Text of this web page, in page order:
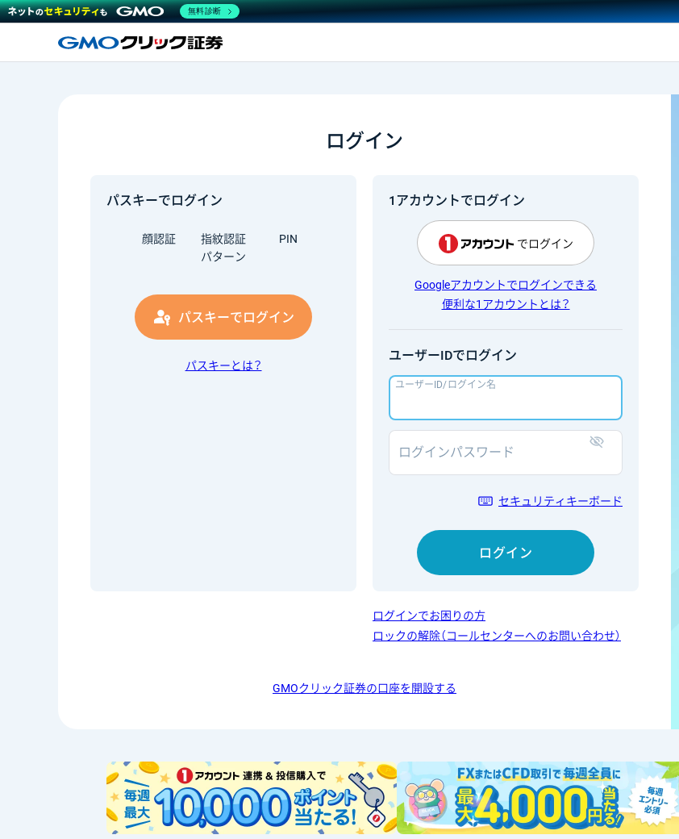
ログイン
パスキーでログイン
顔認証 指紋認証
PIN
パターン
パスキーでログイン
パスキーとは？
1アカウントでログイン
でログイン
Googleアカウントでログインできる
便利な1アカウントとは？
ユーザーIDでログイン
ユーザーID/ログイン名
ログインパスワード
セキュリティキーボード
ログイン
ログインでお困りの方
ロックの解除（コールセンターへのお問い合わせ）
GMOクリック証券の口座を開設する
無料診断